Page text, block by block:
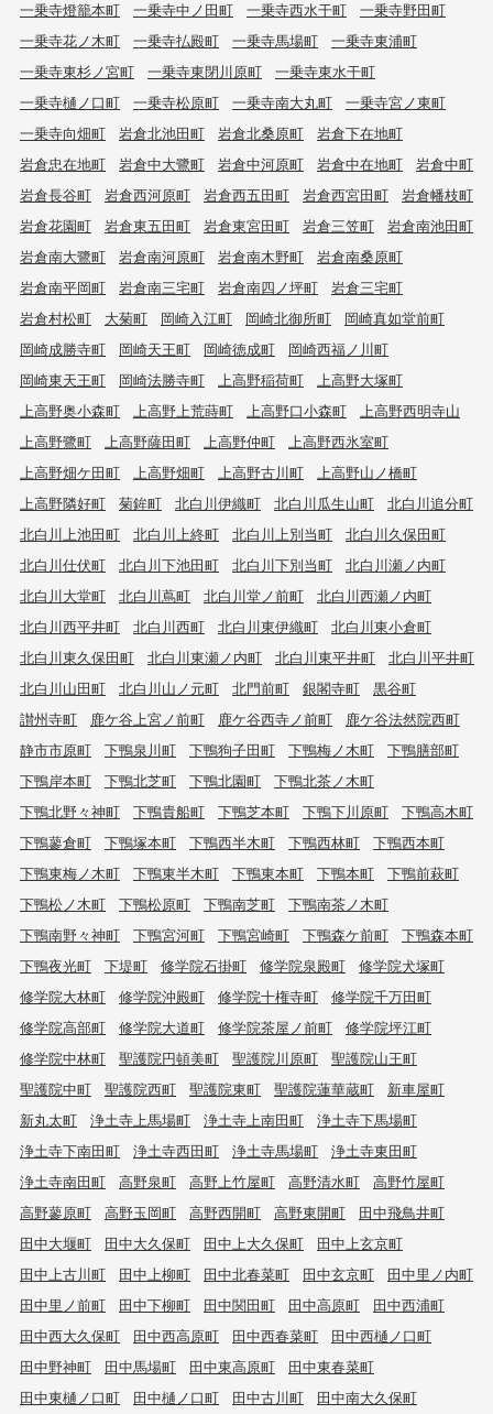
一乗寺燈籠本町 一乗寺中ノ田町 一乗寺西水干町
一乗寺野田町
一乗寺花ノ木町
一乗寺払殿町 一乗寺馬場町
一乗寺東浦町
一乗寺東杉ノ宮町
一乗寺東閉川原町
一乗寺東水干町
一乗寺樋ノ口町
一乗寺松原町 一乗寺南大丸町
一乗寺宮ノ東町
一乗寺向畑町
岩倉北池田町 岩倉北桑原町
岩倉下在地町
岩倉忠在地町
岩倉中大鷺町 岩倉中河原町 岩倉中在地町
岩倉中町
岩倉長谷町
岩倉西河原町 岩倉西五田町 岩倉西宮田町
岩倉幡枝町
岩倉花園町
岩倉東五田町 岩倉東宮田町 岩倉三笠町
岩倉南池田町
岩倉南大鷺町
岩倉南河原町 岩倉南木野町
岩倉南桑原町
岩倉南平岡町
岩倉南三宅町 岩倉南四ノ坪町
岩倉三宅町
岩倉村松町
大菊町 岡崎入江町 岡崎北御所町
岡崎真如堂前町
岡崎成勝寺町
岡崎天王町 岡崎徳成町
岡崎西福ノ川町
岡崎東天王町
岡崎法勝寺町 上高野稲荷町
上高野大塚町
上高野奥小森町
上高野上荒蒔町 上高野口小森町
上高野西明寺山
上高野鷺町
上高野薩田町 上高野仲町
上高野西氷室町
上高野畑ケ田町
上高野畑町 上高野古川町
上高野山ノ橋町
上高野隣好町
菊鉾町 北白川伊織町 北白川瓜生山町
北白川追分町
北白川上池田町
北白川上終町 北白川上別当町
北白川久保田町
北白川仕伏町
北白川下池田町 北白川下別当町
北白川瀬ノ内町
北白川大堂町
北白川蔦町 北白川堂ノ前町
北白川西瀬ノ内町
北白川西平井町
北白川西町 北白川東伊織町
北白川東小倉町
北白川東久保田町
北白川東瀬ノ内町 北白川東平井町
北白川平井町
北白川山田町
北白川山ノ元町 北門前町 銀閣寺町
黒谷町
讃州寺町
鹿ケ谷上宮ノ前町 鹿ケ谷西寺ノ前町
鹿ケ谷法然院西町
静市市原町
下鴨泉川町 下鴨狗子田町 下鴨梅ノ木町
下鴨膳部町
下鴨岸本町
下鴨北芝町 下鴨北園町
下鴨北茶ノ木町
下鴨北野々神町
下鴨貴船町 下鴨芝本町 下鴨下川原町
下鴨高木町
下鴨蓼倉町
下鴨塚本町 下鴨西半木町 下鴨西林町
下鴨西本町
下鴨東梅ノ木町
下鴨東半木町 下鴨東本町 下鴨本町
下鴨前萩町
下鴨松ノ木町
下鴨松原町 下鴨南芝町
下鴨南茶ノ木町
下鴨南野々神町
下鴨宮河町 下鴨宮崎町 下鴨森ケ前町
下鴨森本町
下鴨夜光町
下堤町 修学院石掛町 修学院泉殿町
修学院犬塚町
修学院大林町
修学院沖殿町 修学院十権寺町
修学院千万田町
修学院高部町
修学院大道町 修学院茶屋ノ前町
修学院坪江町
修学院中林町
聖護院円頓美町 聖護院川原町
聖護院山王町
聖護院中町
聖護院西町 聖護院東町 聖護院蓮華蔵町
新車屋町
新丸太町
浄土寺上馬場町 浄土寺上南田町
浄土寺下馬場町
浄土寺下南田町
浄土寺西田町 浄土寺馬場町
浄土寺東田町
浄土寺南田町
高野泉町 高野上竹屋町 高野清水町
高野竹屋町
高野蓼原町
高野玉岡町 高野西開町 高野東開町
田中飛鳥井町
田中大堰町
田中大久保町 田中上大久保町
田中上玄京町
田中上古川町
田中上柳町 田中北春菜町 田中玄京町
田中里ノ内町
田中里ノ前町
田中下柳町 田中関田町 田中高原町
田中西浦町
田中西大久保町
田中西高原町 田中西春菜町
田中西樋ノ口町
田中野神町
田中馬場町 田中東高原町
田中東春菜町
田中東樋ノ口町
田中樋ノ口町 田中古川町
田中南大久保町